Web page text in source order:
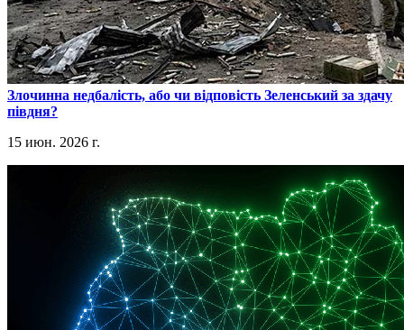
​Злочинна недбалість, або чи відповість Зеленський за здачу
півдня?
15 июн. 2026 г.